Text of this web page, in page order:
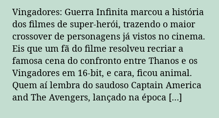
Vingadores: Guerra Infinita marcou a história
dos filmes de super-herói, trazendo o maior
crossover de personagens já vistos no cinema.
Eis que um fã do filme resolveu recriar a
famosa cena do confronto entre Thanos e os
Vingadores em 16-bit, e cara, ficou animal.
Quem aí lembra do saudoso Captain America
and The Avengers, lançado na época […]